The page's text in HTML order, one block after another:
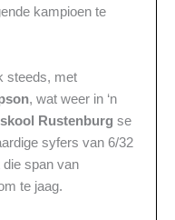
kampioen te
steeds, met
, wat weer in ‘n
Rustenburg se
syfers van 6/32
die span van
te jaag.